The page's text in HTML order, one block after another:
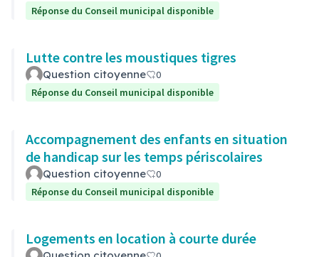
Réponse du Conseil municipal disponible
Lutte contre les moustiques tigres
Question citoyenne
0
Réponse du Conseil municipal disponible
Accompagnement des enfants en situation
de handicap sur les temps périscolaires
Question citoyenne
0
Réponse du Conseil municipal disponible
Logements en location à courte durée